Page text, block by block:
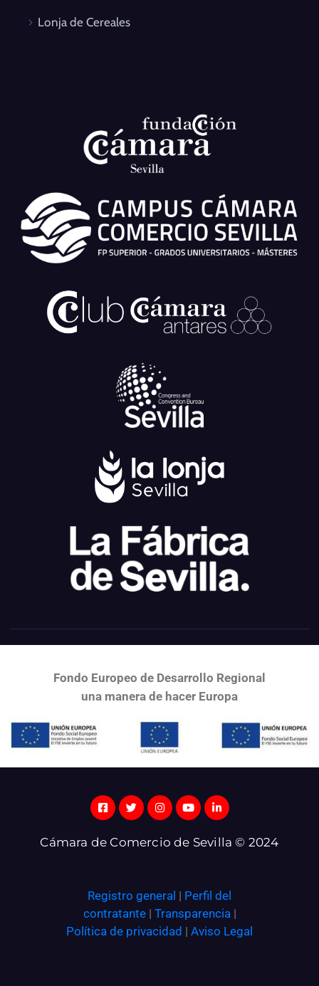
Lonja de Cereales
Fondo Europeo de Desarrollo Regional
una manera de hacer Europa
Cámara de Comercio de Sevilla © 2024
Registro general | Perfil del
contratante| Transparencia |
Política de privacidad | Aviso Legal